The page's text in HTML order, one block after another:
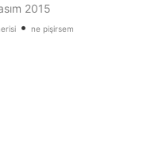
2015
• ne pişirsem